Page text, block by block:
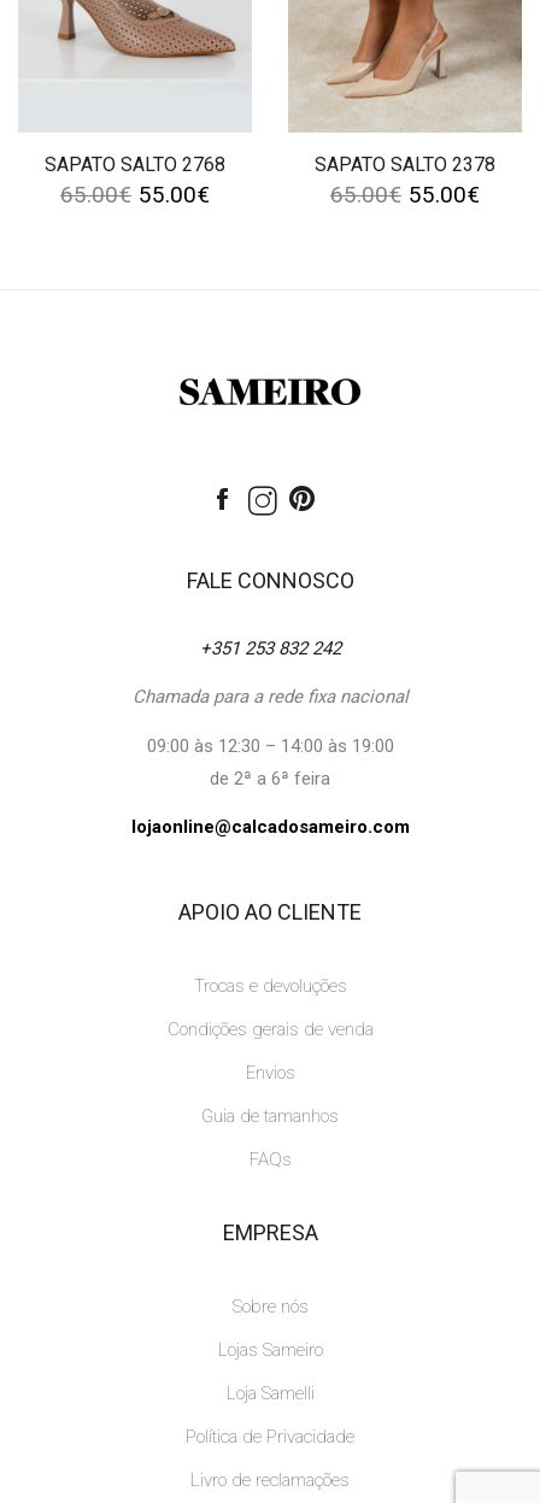
SAPATO SALTO 2768
65.00€ 55.00€
SAPATO SALTO 2378
65.00€ 55.00€
FALE CONNOSCO
+351 253 832 242
Chamada para a rede fixa nacional
09:00 às 12:30 – 14:00 às 19:00
de 2ª a 6ª feira
lojaonline@calcadosameiro.com
APOIO AO CLIENTE
Trocas e devoluções
Condições gerais de venda
Envios
Guia de tamanhos
FAQs
EMPRESA
Sobre nós
Lojas Sameiro
Loja Samelli
Política de Privacidade
Livro de reclamações